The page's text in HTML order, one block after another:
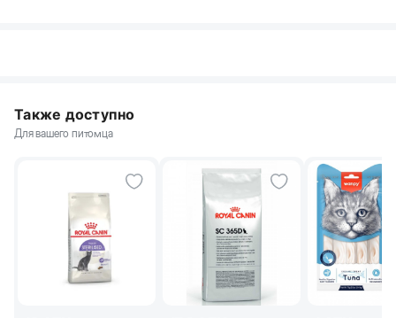
Также доступно
Для вашего питомца